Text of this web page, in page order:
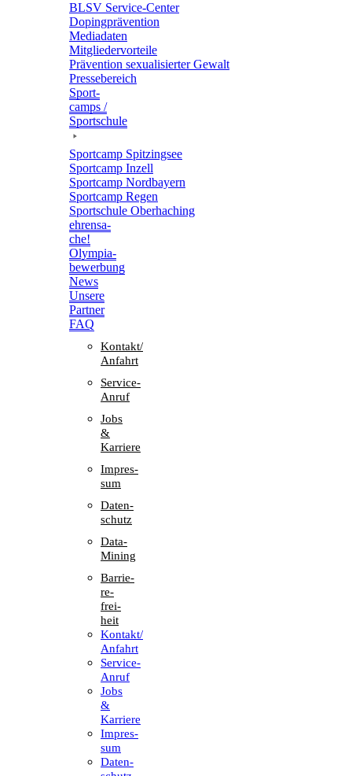
BLSV Service-Center
Doping­prä­ven­tion
Media­da­ten
Mitglie­der­vor­teile
Präven­tion sexua­li­sier­ter Gewalt
Pres­se­be­reich
Sport­
camps /
Sportschule
Sport­camp Spitzingsee
Sport­camp Inzell
Sport­camp Nordbayern
Sport­camp Regen
Sport­schule Oberhaching
ehren­sa­
che!
Olym­pia­
be­wer­bung
News
Unsere
Part­ner
FAQ
Kontakt/​​
Anfahrt
Service-
Anruf
Jobs
&
Karriere
Impres­
sum
Daten­
schutz
Data-
Mining
Barrie­
re­
frei­
heit
Kontakt/​​
Anfahrt
Service-
Anruf
Jobs
&
Karriere
Impres­
sum
Daten­